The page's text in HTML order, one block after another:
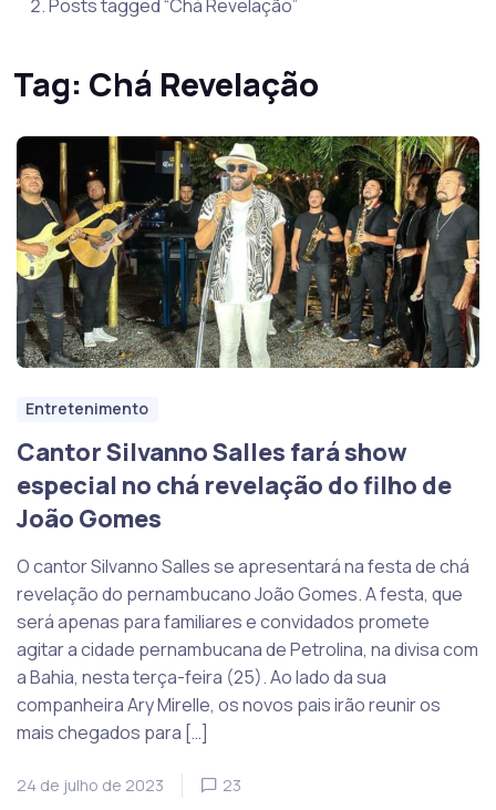
Posts tagged “Chá Revelação”
Tag: Chá Revelação
Entretenimento
Cantor Silvanno Salles fará show
especial no chá revelação do filho de
João Gomes
O cantor Silvanno Salles se apresentará na festa de chá
revelação do pernambucano João Gomes. A festa, que
será apenas para familiares e convidados promete
agitar a cidade pernambucana de Petrolina, na divisa com
a Bahia, nesta terça-feira (25). Ao lado da sua
companheira Ary Mirelle, os novos pais irão reunir os
mais chegados para […]
24 de julho de 2023 23